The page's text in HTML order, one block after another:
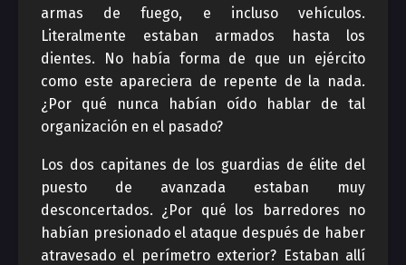
armas de fuego, e incluso vehículos.
Literalmente estaban armados hasta los
dientes. No había forma de que un ejército
como este apareciera de repente de la nada.
¿Por qué nunca habían oído hablar de tal
organización en el pasado?
Los dos capitanes de los guardias de élite del
puesto de avanzada estaban muy
desconcertados. ¿Por qué los barredores no
habían presionado el ataque después de haber
atravesado el perímetro exterior? Estaban allí